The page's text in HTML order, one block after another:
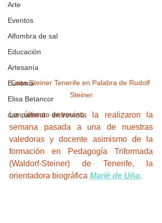
Arte
Eventos
Alfombra de sal
Educación
Artesanía
Euritmia
Elisa Betancor
campamento de verano
Casa Steiner Tenerife en Palabra de Rudolf
Steiner
La última entrevista la realizaron la
semana pasada a una de nuestras
valedoras y docente asimismo de la
formación en Pedagogía Triformada
(Waldorf-Steiner) de Tenerife, la
orientadora biográfica Marié de Uña.